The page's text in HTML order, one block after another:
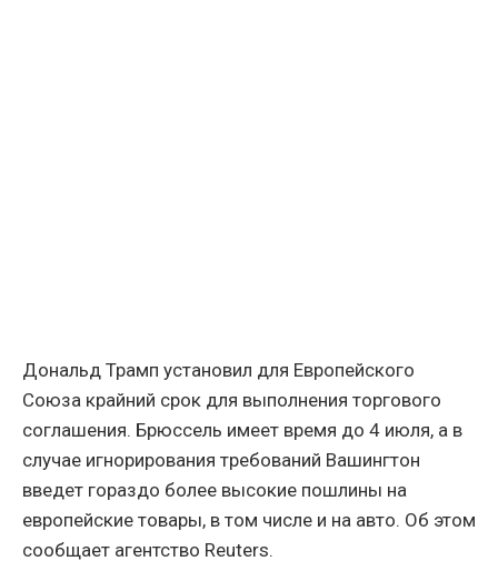
Дональд Трамп установил для Европейского
Союза крайний срок для выполнения торгового
соглашения. Брюссель имеет время до 4 июля, а в
случае игнорирования требований Вашингтон
введет гораздо более высокие пошлины на
европейские товары, в том числе и на авто. Об этом
сообщает агентство Reuters.